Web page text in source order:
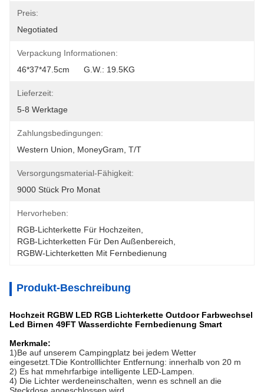
Preis:
Negotiated
Verpackung Informationen:
46*37*47.5cm      G.W.: 19.5KG
Lieferzeit:
5-8 Werktage
Zahlungsbedingungen:
Western Union, MoneyGram, T/T
Versorgungsmaterial-Fähigkeit:
9000 Stück Pro Monat
Hervorheben:
RGB-Lichterkette Für Hochzeiten
RGB-Lichterketten Für Den Außenbereich
RGBW-Lichterketten Mit Fernbedienung
Produkt-Beschreibung
Hochzeit RGBW LED RGB Lichterkette Outdoor Farbwechsel
Led Birnen 49FT Wasserdichte Fernbedienung Smart
Merkmale:
1)Be auf unserem Campingplatz bei jedem Wetter
eingesetzt.TDie Kontrolllichter Entfernung: innerhalb von 20 m
2) Es hat mmehrfarbige intelligente LED-Lampen.
4) Die Lichter werdeneinschalten, wenn es schnell an die